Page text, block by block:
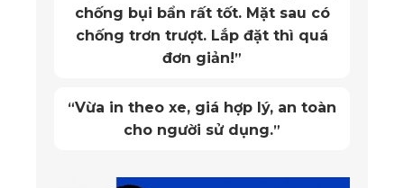
chắc chắn, không ọp ẹp, êm tay.”
Sản phẩm dùng pin đũa không
an toàn!”